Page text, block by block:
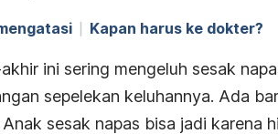
Kapan harus ke dokter?
ini sering mengeluh sesak
sepelekan keluhannya. Ada
sesak napas bisa jadi karena